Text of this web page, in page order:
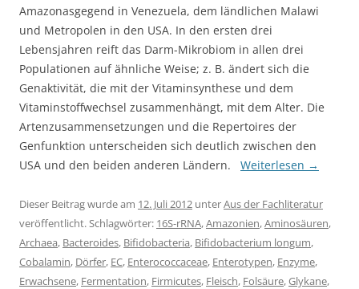
Amazonasgegend in Venezuela, dem ländlichen Malawi
und Metropolen in den USA. In den ersten drei
Lebensjahren reift das Darm-Mikrobiom in allen drei
Populationen auf ähnliche Weise; z. B. ändert sich die
Genaktivität, die mit der Vitaminsynthese und dem
Vitaminstoffwechsel zusammenhängt, mit dem Alter. Die
Artenzusammensetzungen und die Repertoires der
Genfunktion unterscheiden sich deutlich zwischen den
USA und den beiden anderen Ländern. Weiterlesen →
Dieser Beitrag wurde am 12. Juli 2012 unterAus der Fachliteratur
veröffentlicht. Schlagwörter: 16S-rRNA,Amazonien,Aminosäuren,
Archaea, Bacteroides, Bifidobacteria, Bifidobacterium longum,
Cobalamin, Dörfer, EC, Enterococcaceae, Enterotypen, Enzyme,
Erwachsene, Fermentation, Firmicutes, Fleisch, Folsäure,Glykane,